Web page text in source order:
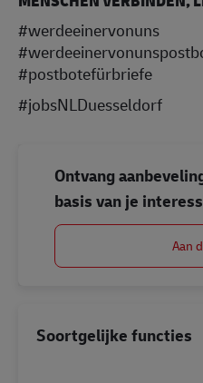
#werdeeinervonuns
#postbotefürbriefe
#jobsNLDuesseldorf
Ontvang
basis van je
Aan
Soortgelijke functies